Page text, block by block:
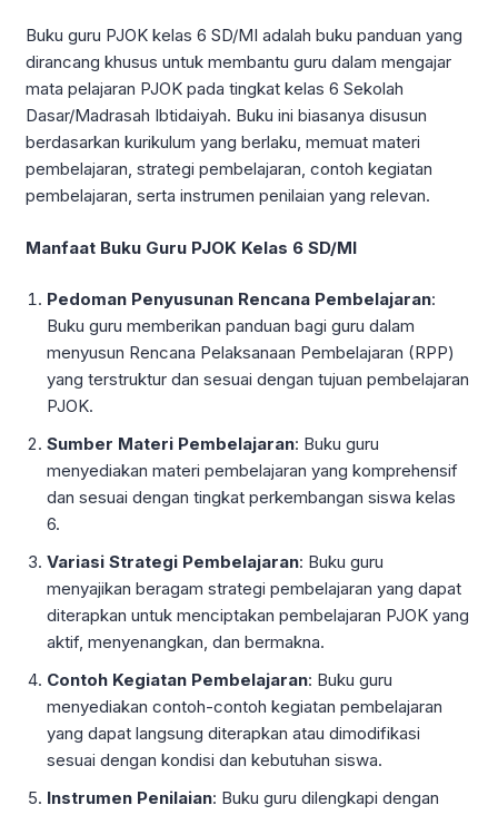
Buku guru PJOK kelas 6 SD/MI adalah buku panduan yang
dirancang khusus untuk membantu guru dalam mengajar
mata pelajaran PJOK pada tingkat kelas 6 Sekolah
Dasar/Madrasah Ibtidaiyah. Buku ini biasanya disusun
berdasarkan kurikulum yang berlaku, memuat materi
pembelajaran, strategi pembelajaran, contoh kegiatan
pembelajaran, serta instrumen penilaian yang relevan.
Manfaat Buku Guru PJOK Kelas 6 SD/MI
Pedoman Penyusunan Rencana Pembelajaran:
Buku guru memberikan panduan bagi guru dalam
menyusun Rencana Pelaksanaan Pembelajaran (RPP)
yang terstruktur dan sesuai dengan tujuan pembelajaran
PJOK.
Sumber Materi Pembelajaran: Buku guru
menyediakan materi pembelajaran yang komprehensif
dan sesuai dengan tingkat perkembangan siswa kelas
6.
Variasi Strategi Pembelajaran: Buku guru
menyajikan beragam strategi pembelajaran yang dapat
diterapkan untuk menciptakan pembelajaran PJOK yang
aktif, menyenangkan, dan bermakna.
Contoh Kegiatan Pembelajaran: Buku guru
menyediakan contoh-contoh kegiatan pembelajaran
yang dapat langsung diterapkan atau dimodifikasi
sesuai dengan kondisi dan kebutuhan siswa.
Instrumen Penilaian: Buku guru dilengkapi dengan